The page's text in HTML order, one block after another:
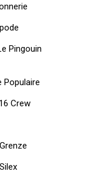
Pingouin
Populaire
Crew